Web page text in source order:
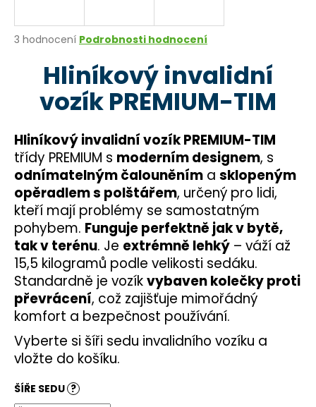
Průměrné
produktu
hvězdiček.
3 hodnocení Podrobnosti hodnocení
Hliníkový invalidní
vozík PREMIUM-TIM
Hliníkový invalidní vozík PREMIUM-TIM
třídy PREMIUM s moderním designem, s
odnímatelným čalouněním a sklopeným
opěradlem s polštářem, určený pro lidi,
kteří mají problémy se samostatným
pohybem. Funguje perfektně jak v bytě,
tak v terénu. Je extrémně lehký – váží až
15,5 kilogramů podle velikosti sedáku.
Standardně je vozíkvybaven kolečky proti
převrácení, což zajišťuje mimořádný
komfort a bezpečnost používání.
Vyberte si šíři sedu invalidního vozíku a
vložte do košíku.
ŠÍŘE SEDU ?
j
HLEDAT
D
o
p
o
r
u
č
u
j
e
m
e